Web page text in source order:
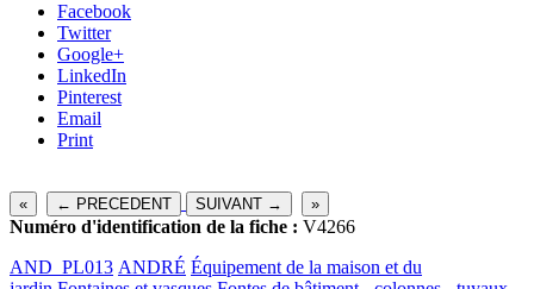
Facebook
Twitter
Google+
LinkedIn
Pinterest
Email
Print
« ← PRECEDENT SUIVANT → »
Numéro d'identification de la fiche : V4266
AND_PL013 ANDRÉ Équipement de la maison et du